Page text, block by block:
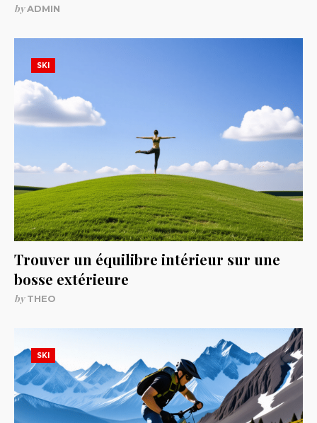
byADMIN
SKI
Trouver un équilibre intérieur sur une
bosse extérieure
byTHEO
SKI